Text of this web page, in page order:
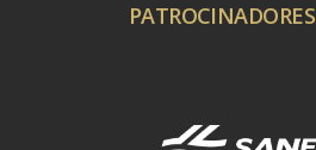
PATROCINADORES